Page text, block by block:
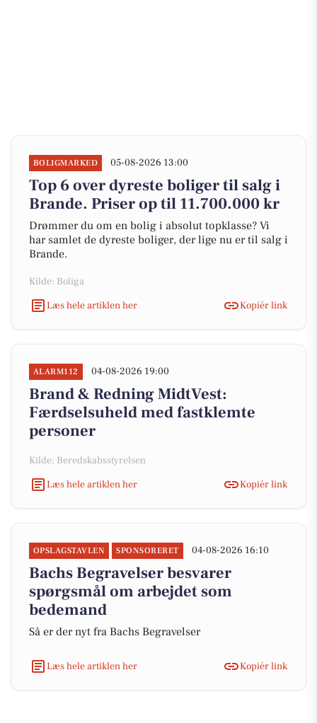
BOLIGMARKED 05-08-2026 13:00
Top 6 over dyreste boliger til salg i
Brande. Priser op til 11.700.000 kr
Drømmer du om en bolig i absolut topklasse? Vi
har samlet de dyreste boliger, der lige nu er til salg i
Brande.
Kilde: Boliga
Læs hele artiklen her
Kopiér link
ALARM112 04-08-2026 19:00
Brand & Redning MidtVest:
Færdselsuheld med fastklemte
personer
Kilde: Beredskabsstyrelsen
Læs hele artiklen her
Kopiér link
OPSLAGSTAVLEN SPONSORERET 04-08-2026 16:10
Bachs Begravelser besvarer
spørgsmål om arbejdet som
bedemand
Så er der nyt fra Bachs Begravelser
Læs hele artiklen her Kopiér link